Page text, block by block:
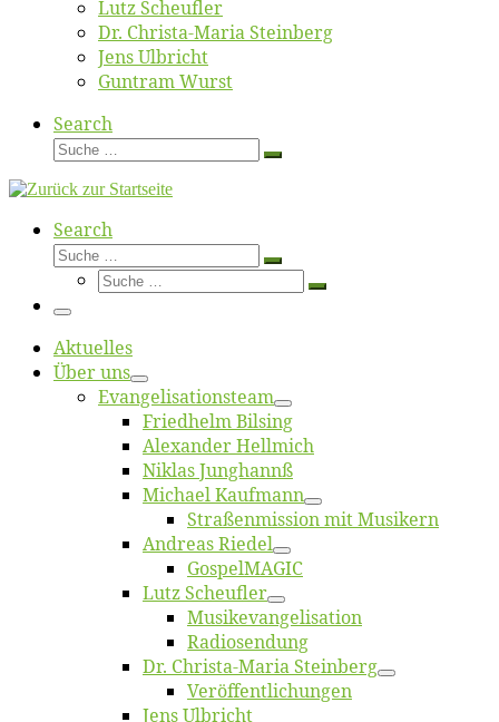
Lutz Scheuf­ler
Dr. Chris­­ta-Ma­ria Steinberg
Jens Ulb­richt
Gun­tram Wurst
Search
Suche
Suche
Search
Suche
Suche
Suche
Suche
Menü
Ak­tu­el­les
Über uns
Evangelisa­tions­team
Fried­helm Bilsing
Alex­an­der Hellmich
Ni­klas Junghannß
Mi­cha­el Kaufmann
Straßenmis­sion mit Musikern
An­dre­as Riedel
Gos­pel­MA­GIC
Lutz Scheuf­ler
Musikevan­ge­li­sa­tion
Ra­dio­sen­dung
Dr. Chris­­ta-Ma­ria Steinberg
Ver­öf­fent­li­chun­gen
Jens Ulb­richt